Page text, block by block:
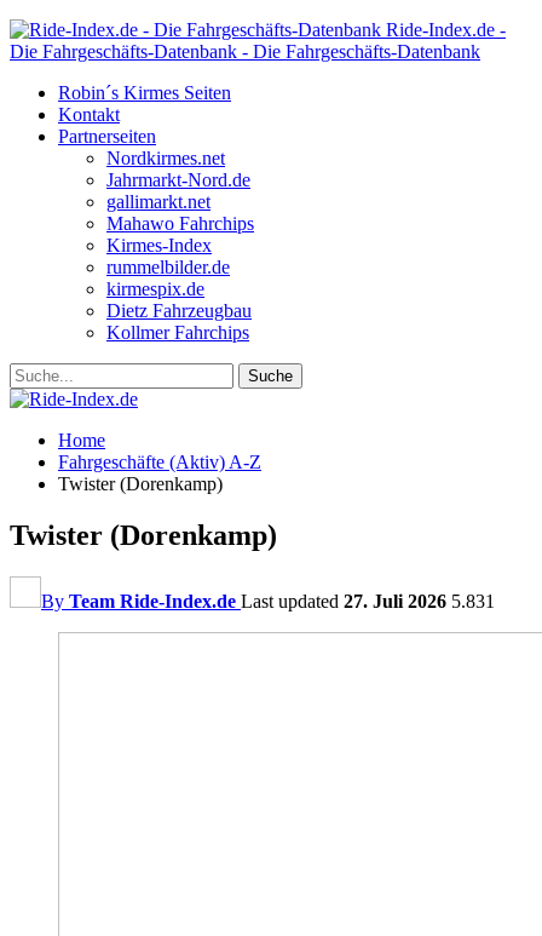
Ride-Index.de -
Die Fahrgeschäfts-Datenbank - Die Fahrgeschäfts-Datenbank
Robin´s Kirmes Seiten
Kontakt
Partnerseiten
Nordkirmes.net
Jahrmarkt-Nord.de
gallimarkt.net
Mahawo Fahrchips
Kirmes-Index
rummelbilder.de
kirmespix.de
Dietz Fahrzeugbau
Kollmer Fahrchips
Home
Fahrgeschäfte (Aktiv) A-Z
Twister (Dorenkamp)
Twister (Dorenkamp)
By Team Ride-Index.de Last updated 27. Juli 2026 5.831